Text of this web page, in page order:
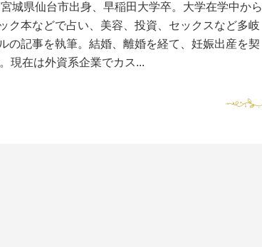
城県仙台市出身、早稲田大学卒。大学在学中から
ク本などで占い、美容、投資、セックスなど多岐
の記事を執筆。結婚、離婚を経て、妊娠出産を契
現在は外資系企業でカス...